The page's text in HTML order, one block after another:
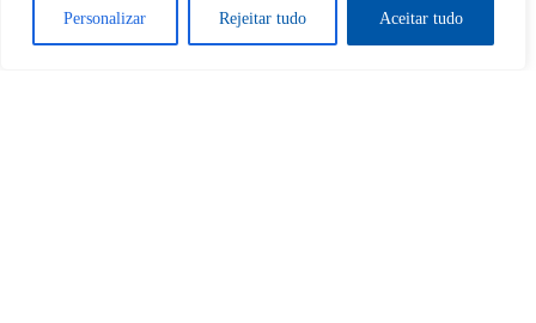
Personalizar Rejeitar tudo Aceitar tudo